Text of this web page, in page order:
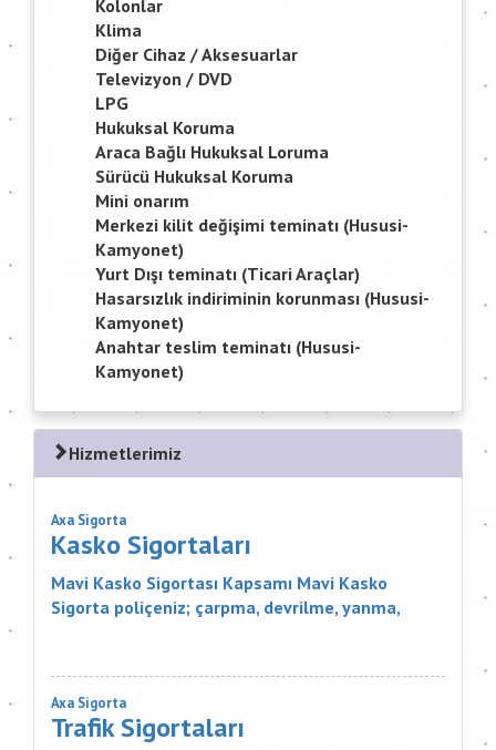
Kolonlar
Klima
Diğer Cihaz / Aksesuarlar
Televizyon / DVD
LPG
Hukuksal Koruma
Araca Bağlı Hukuksal Loruma
Sürücü Hukuksal Koruma
Mini onarım
Merkezi kilit değişimi teminatı (Hususi-
Kamyonet)
Yurt Dışı teminatı (Ticari Araçlar)
Hasarsızlık indiriminin korunması (Hususi-
Kamyonet)
Anahtar teslim teminatı (Hususi-
Kamyonet)
Hizmetlerimiz
Axa Sigorta
Kasko Sigortaları
Mavi Kasko Sigortası Kapsamı Mavi Kasko
Sigorta poliçeniz; çarpma, devrilme, yanma,
Axa Sigorta
Trafik Sigortaları